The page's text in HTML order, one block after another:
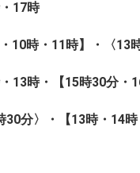
17時
10時・11時】・〈13時
13時・【15時30分・
分〉・【13時・14時